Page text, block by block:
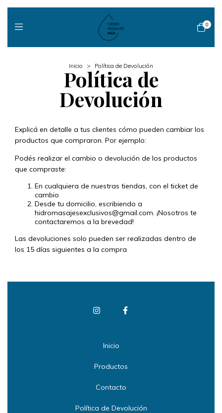
0
Inicio > Política de Devolución
Política de
Devolución
Explicá en detalle a tus clientes cómo pueden cambiar los
productos que compraron. Por ejemplo:
Podés realizar el cambio o devolución de los productos
que compraste:
En cualquiera de nuestras tiendas, con el ticket de
cambio
Desde tu domicilio, escribiendo a
hidromasajesexclusivos@gmail.com. ¡Nosotros te
contactaremos a la brevedad!
Las devoluciones solo pueden ser realizadas dentro de
los 15 días siguientes a la compra
Inicio
Productos
Contacto
Política de Devolución